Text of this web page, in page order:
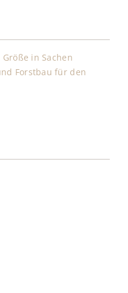
in Sachen
Forstbau für den